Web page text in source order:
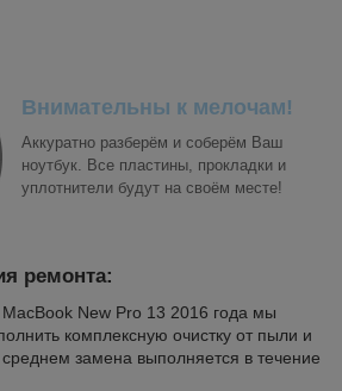
Внимательны к мелочам!
Аккуратно разберём и соберём Ваш
ноутбук. Все пластины, прокладки и
уплотнители будут на своём месте!
ремонта:
New Pro 13 2016 года мы
комплексную очистку от пыли и
замена выполняется в течение